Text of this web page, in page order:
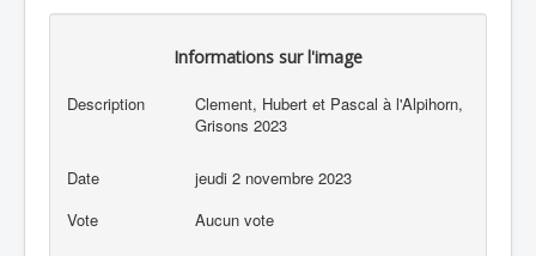
Informations sur l'image
Description
Clement, Hubert et Pascal à l'Alpihorn,
Grisons 2023
Date
jeudi 2 novembre 2023
Vote
Aucun vote